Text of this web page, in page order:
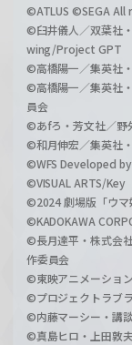
©ATLUS ©SEGA
©臼井儀人／双葉社
wing/Project GPT
©高橋陽一／集英社
©高橋陽一／集英社
員会
©あfろ・芳文社／野
©和月伸宏／集英社
©WFS Developed by
©VISUAL ARTS/Key
©2024 劇場版「ウマ
©KADOKAWA
©長月達平・株式会
作委員会
©東映アニメーション
©プロジェクトラブ
©内藤マーシー・講
©真島ヒロ・上田敦